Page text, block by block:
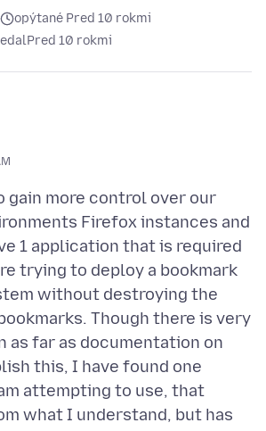
opýtané Pred 10 rokmi
Pred 10 rokmi
gain more control over our
Firefox instances and
1 application that is required
trying to deploy a bookmark
without destroying the
Though there is very
as far as documentation on
this, I have found one
attempting to use, that
what I understand, but has